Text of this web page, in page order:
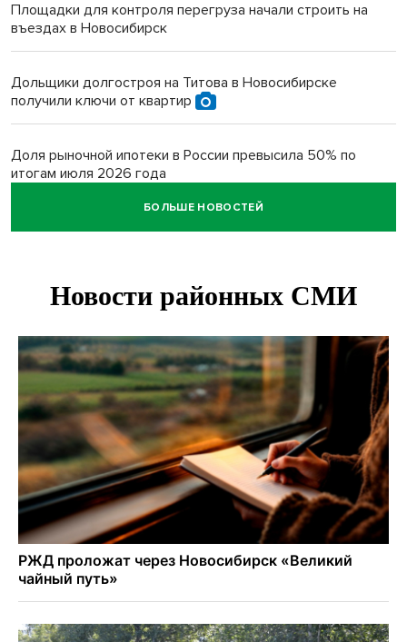
Площадки для контроля перегруза начали строить на
въездах в Новосибирск
Дольщики долгостроя на Титова в Новосибирске
получили ключи от квартир
Доля рыночной ипотеки в России превысила 50% по
итогам июля 2026 года
БОЛЬШЕ НОВОСТЕЙ